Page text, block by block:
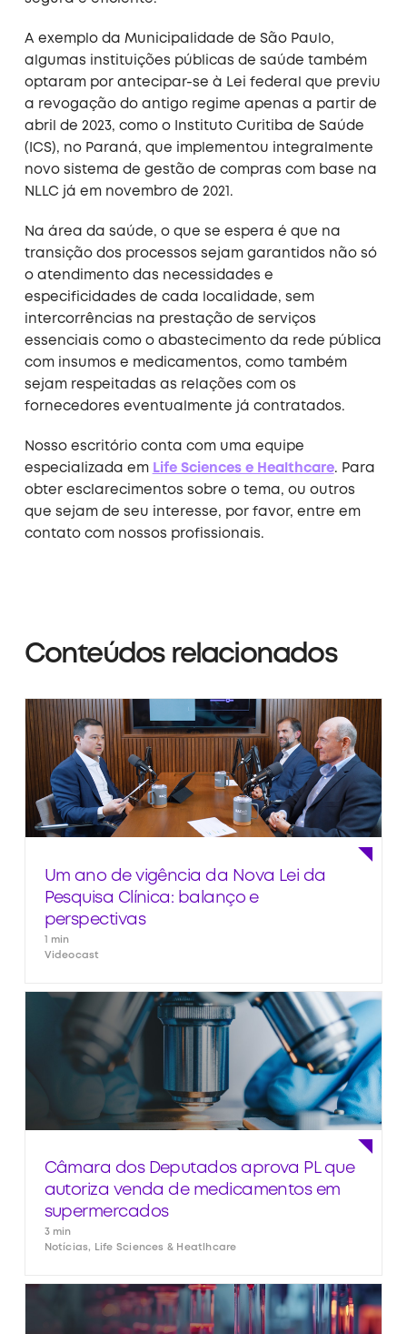
A exemplo da Municipalidade de São Paulo,
algumas instituições públicas de saúde também
optaram por antecipar-se à Lei federal que previu
a revogação do antigo regime apenas a partir de
abril de 2023, como o Instituto Curitiba de Saúde
(ICS), no Paraná, que implementou integralmente
novo sistema de gestão de compras com base na
NLLC já em novembro de 2021.
Na área da saúde, o que se espera é que na
transição dos processos sejam garantidos não só
o atendimento das necessidades e
especificidades de cada localidade, sem
intercorrências na prestação de serviços
essenciais como o abastecimento da rede pública
com insumos e medicamentos, como também
sejam respeitadas as relações com os
fornecedores eventualmente já contratados.
Nosso escritório conta com uma equipe
especializada em Life Sciences e Healthcare. Para
obter esclarecimentos sobre o tema, ou outros
que sejam de seu interesse, por favor, entre em
contato com nossos profissionais.
Conteúdos relacionados
Um ano de vigência da Nova Lei da
Pesquisa Clínica: balanço e
perspectivas
1 min
Videocast
Câmara dos Deputados aprova PL que
autoriza venda de medicamentos em
supermercados
3 min
Notícias, Life Sciences & Heatlhcare